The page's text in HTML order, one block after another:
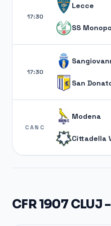
17:30
Lecce
SS
17:30
San
CANC
Modena
Cittadella
CFR 1907 CLUJ